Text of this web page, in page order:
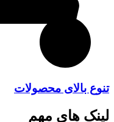
تنوع بالای محصولات
لینک های مهم